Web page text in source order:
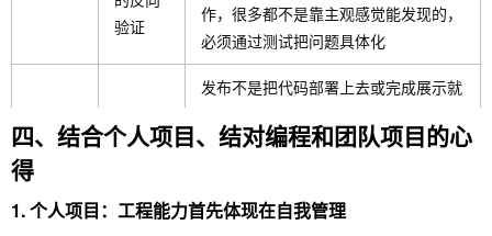
验证
作，很多都不是靠主观感觉能发现的，
必须通过测试把问题具体化
发布
要明确
发布不是把代码部署上去或完成展示就
缺陷已处理、使用说明清楚、团队成员
没有出口条件，发布就会变成“差不多
能跑了”，风险很大
四、结合个人项目、结对编程和团队项目的心
得
1. 个人项目：工程能力首先体现在自我管理